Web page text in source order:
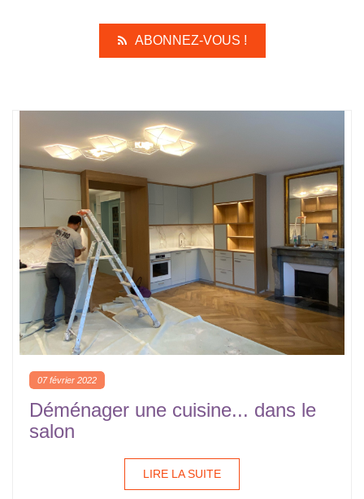
ABONNEZ-VOUS !
07 février 2022
Déménager une cuisine... dans le
salon
LIRE LA SUITE